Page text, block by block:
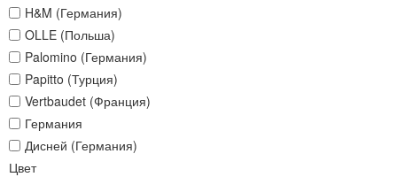
H&M (Германия)
OLLE (Польша)
Palomino (Германия)
Papitto (Турция)
Vertbaudet (Франция)
Германия
Дисней (Германия)
Цвет